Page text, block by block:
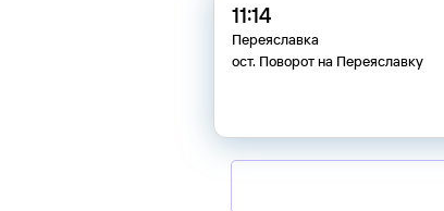
11:14
Переяславка
ост. Поворот на Переяславку